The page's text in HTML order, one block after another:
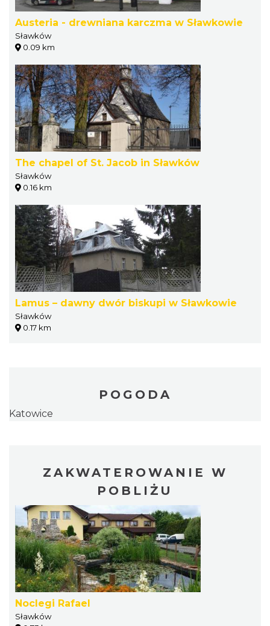
Austeria - drewniana karczma w Sławkowie
Sławków
0.09 km
The chapel of St. Jacob in Sławków
Sławków
0.16 km
Lamus – dawny dwór biskupi w Sławkowie
Sławków
0.17 km
POGODA
Katowice
ZAKWATEROWANIE W
POBLIŻU
Noclegi Rafael
Sławków